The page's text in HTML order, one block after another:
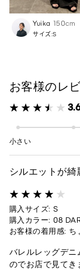
Yuika 150cm
サイズ:S
お客様のレ
小さい
シルエットが綺
購入サイズ: S
購入カラー: 08
お客様の着用感: ち
バレルレッグデニ
のでお店で見てき